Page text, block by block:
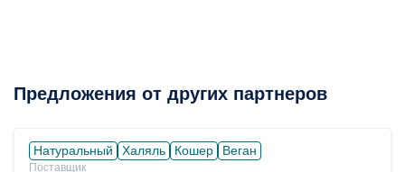
Предложения от других партнеров
Натуральный Халяль Кошер Веган
Поставщик